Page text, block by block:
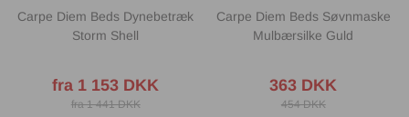
Carpe Diem Beds Dynebetræk
Storm Shell
fra 1 153 DKK
fra 1 441 DKK
Carpe Diem Beds Søvnmaske
Mulbærsilke Guld
363 DKK
454 DKK